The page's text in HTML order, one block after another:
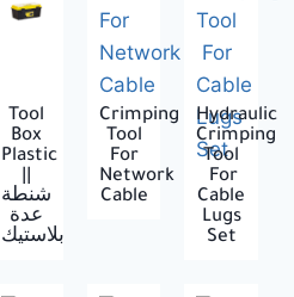
Tool
Box
Plastic
شنطة
عدة
بلاستيك
Crimping
Tool
For
Network
Cable
Hydraulic
Crimping
Tool
For
Cable
Lugs
Set